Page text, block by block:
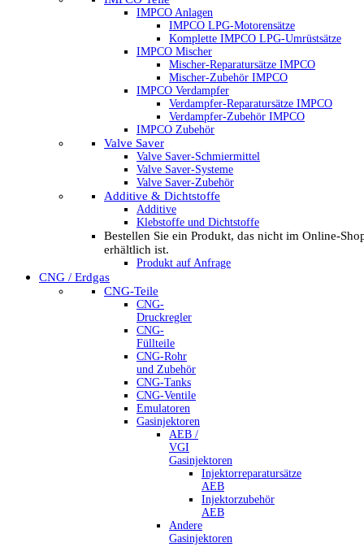
IMPCO Anlagen
IMPCO LPG-Motorensätze
Komplette IMPCO LPG-Umrüstsätze
IMPCO Mischer
Mischer-Reparatursätze IMPCO
Mischer-Zubehör IMPCO
IMPCO Verdampfer
Verdampfer-Reparatursätze IMPCO
Verdampfer-Zubehör IMPCO
IMPCO Zubehör
Valve Saver
Valve Saver-Schmiermittel
Valve Saver-Systeme
Valve Saver-Zubehör
Additive & Dichtstoffe
Additive
Klebstoffe und Dichtstoffe
Bestellen Sie ein Produkt, das nicht im Online-
erhältlich ist.
Produkt auf Anfrage
CNG / Erdgas
CNG-Teile
CNG-
Druckregler
CNG-
Füllteile
CNG-Rohr
und Zubehör
CNG-Tanks
CNG-Ventile
Emulatoren
Gasinjektoren
AEB /
VGI
Gasinjektoren
Injektorreparatursätze
AEB
Injektorzubehör
AEB
Andere
Gasinjektoren